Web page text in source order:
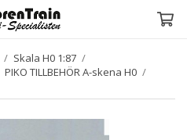
/ Skala H0 1:87 /
PIKO TILLBEHÖR A-skena H0 /